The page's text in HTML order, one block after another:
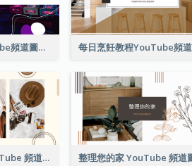
在線玩遊戲YouTube頻道圖片
棕色日常生活 YouTube 頻道圖片